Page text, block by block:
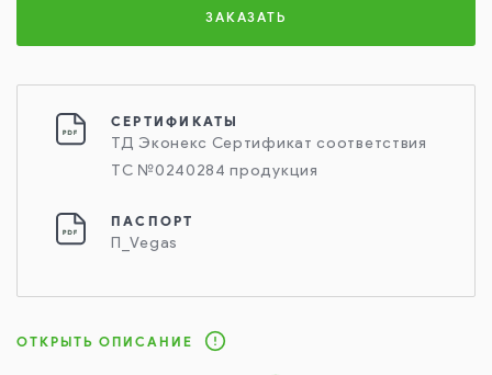
ЗАКАЗАТЬ
СЕРТИФИКАТЫ
ТД Эконекс Сертификат соответствия
ТС №0240284 продукция
ПАСПОРТ
П_Vegas
ОТКРЫТЬ ОПИСАНИЕ